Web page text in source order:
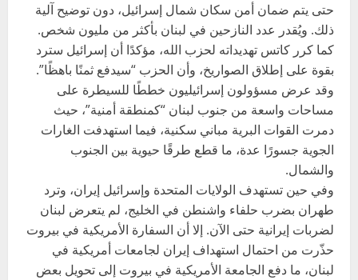
حتى يتم ضمان أمن سكان شمال إسرائيل، دون توضيح آلية
ذلك. ويُقدر عدد النازحين في لبنان بأكثر من مليون شخص.
كما كرر كاتس تهديداته لحزب الله، مؤكدًا أن إسرائيل سترد
بقوة على إطلاق الصواريخ، وأن الحزب “سيدفع ثمنًا باهظًا”.
وقد عرض مسؤولون إسرائيليون خططًا للسيطرة على
مساحات واسعة من جنوب لبنان “كمنطقة أمنية”، حيث
دمرت القوات البرية مباني سكنية، فيما استهدفت الغارات
الجوية جسورًا عدة، ما قطع طرقًا حيوية بين الجنوب
والشمال.
وفي حين تستهدف الولايات المتحدة وإسرائيل إيران، وترد
طهران بضرب حلفاء واشنطن في الخليج، لم يتعرض لبنان
لضربات إيرانية حتى الآن. إلا أن السفارة الأمريكية في بيروت
حذّرت من احتمال استهداف إيران لجامعات أمريكية في
لبنان، ما دفع الجامعة الأمريكية في بيروت إلى تحويل بعض